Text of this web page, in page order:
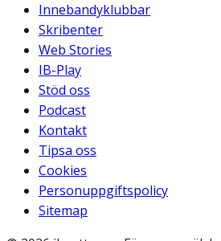
Innebandyklubbar
Skribenter
Web Stories
IB-Play
Stöd oss
Podcast
Kontakt
Tipsa oss
Cookies
Personuppgiftspolicy
Sitemap